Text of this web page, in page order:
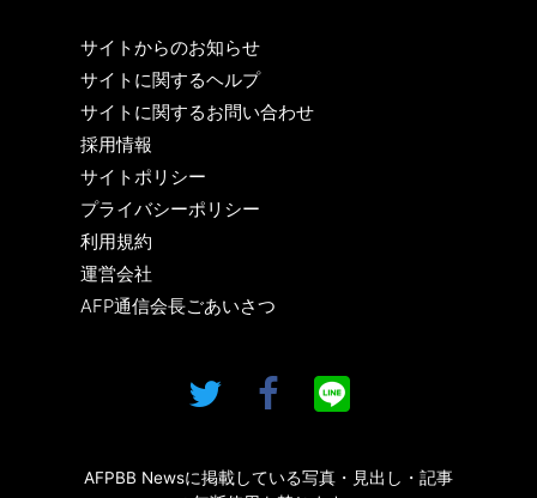
サイトからのお知らせ
サイトに関するヘルプ
サイトに関するお問い合わせ
採用情報
サイトポリシー
プライバシーポリシー
利用規約
運営会社
AFP通信会長ごあいさつ
AFPBB Newsに掲載している写真・見出し・記事